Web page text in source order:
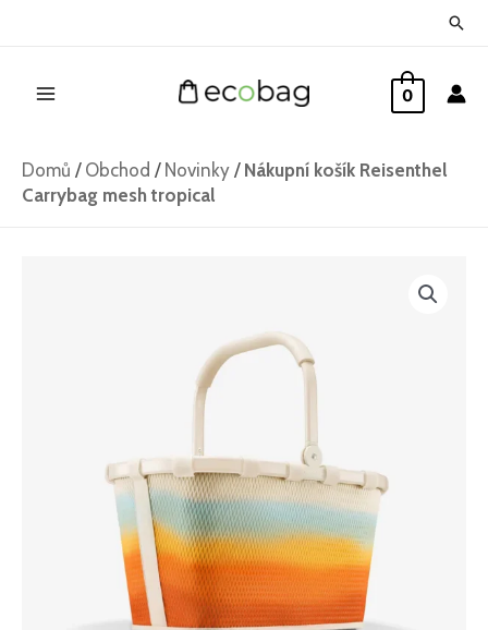
0
Domů / Obchod / Novinky / Nákupní košík Reisenthel
Carrybag mesh tropical